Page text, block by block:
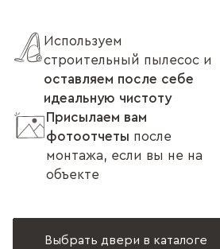
Используем
строительный пылесос и
оставляем после себе
идеальную чистоту
Присылаем вам
фотоотчеты после
монтажа, если вы не на
объекте
Выбрать двери в каталоге